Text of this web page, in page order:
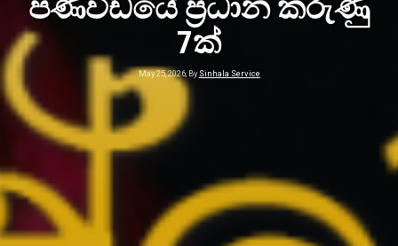
පණිවිඩයේ ප්‍රධාන කරුණු
7ක්
May 25, 2026, BySinhala Service